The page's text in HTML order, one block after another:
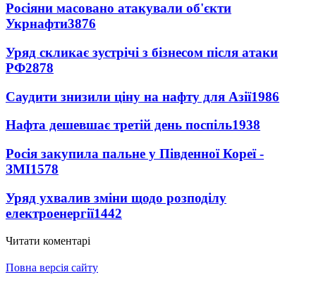
Росіяни масовано атакували об'єкти
Укрнафти3876
Уряд скликає зустрічі з бізнесом після атаки
РФ2878
Саудити знизили ціну на нафту для Азії1986
Нафта дешевшає третій день поспіль1938
Росія закупила пальне у Південної Кореї -
ЗМІ1578
Уряд ухвалив зміни щодо розподілу
електроенергії1442
Читати коментарі
Повна версія сайту